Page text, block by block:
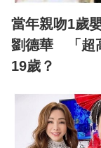
當年親吻1歲
劉德華 「超
19歲？